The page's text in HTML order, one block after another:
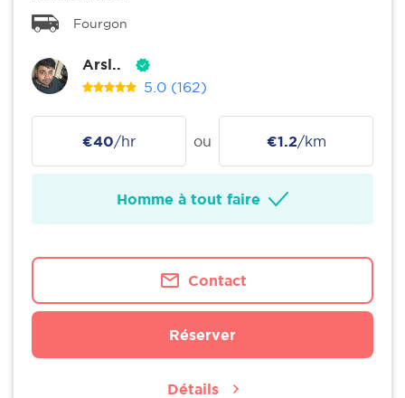
Fourgon
Arsl..
5.0 (162)
€40/hr ou €1.2/km
Homme à tout faire
Contact
Réserver
Détails